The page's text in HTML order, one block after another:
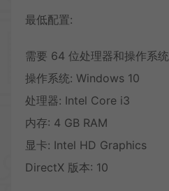
最低配置:
需要 64 位处理器和操作系统
操作系统: Windows 10
处理器: Intel Core i3
内存: 4 GB RAM
显卡: Intel HD Graphics
DirectX 版本: 10